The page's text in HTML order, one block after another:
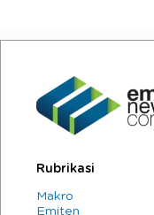
Rubrikasi
Makro
Emiten